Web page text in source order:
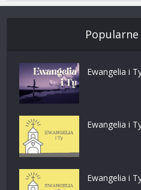
Ewangelia i
Ewangelia i
Ewangelia i